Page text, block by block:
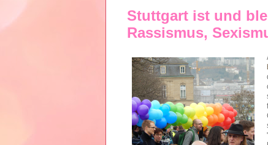
Stuttgart ist und
Rassismus,